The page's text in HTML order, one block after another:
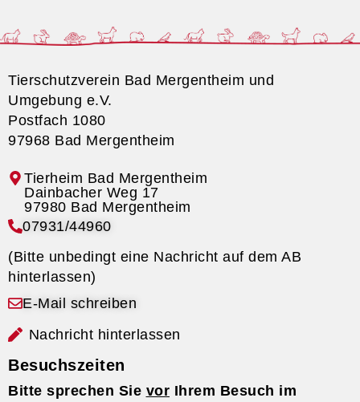
Tierschutzverein Bad Mergentheim und
Umgebung e.V.
Postfach 1080
97968 Bad Mergentheim
Tierheim Bad Mergentheim
07931/44960
(Bitte unbedingt eine Nachricht auf dem AB
hinterlassen)
E-Mail schreiben
Nachricht hinterlassen
Besuchszeiten
Bitte sprechen Sie vor Ihrem Besuch im